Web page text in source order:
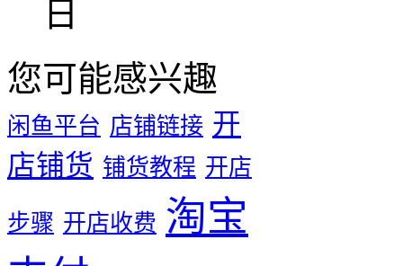
日
您可能感兴趣
闲鱼平台 店铺链接 开
店铺货 铺货教程 开店
步骤 开店收费 淘宝